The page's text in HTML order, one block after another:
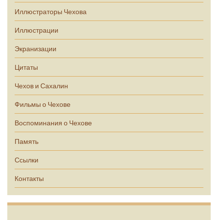
Иллюстраторы Чехова
Иллюстрации
Экранизации
Цитаты
Чехов и Сахалин
Фильмы о Чехове
Воспоминания о Чехове
Память
Ссылки
Контакты